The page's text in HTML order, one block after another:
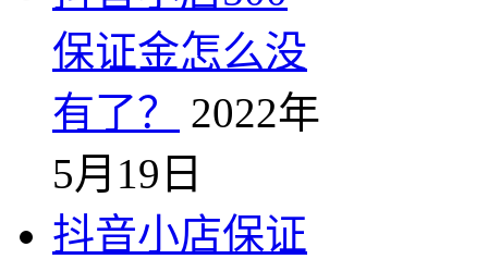
保证金怎么没
有了？
2022年
5月19日
抖音小店保证